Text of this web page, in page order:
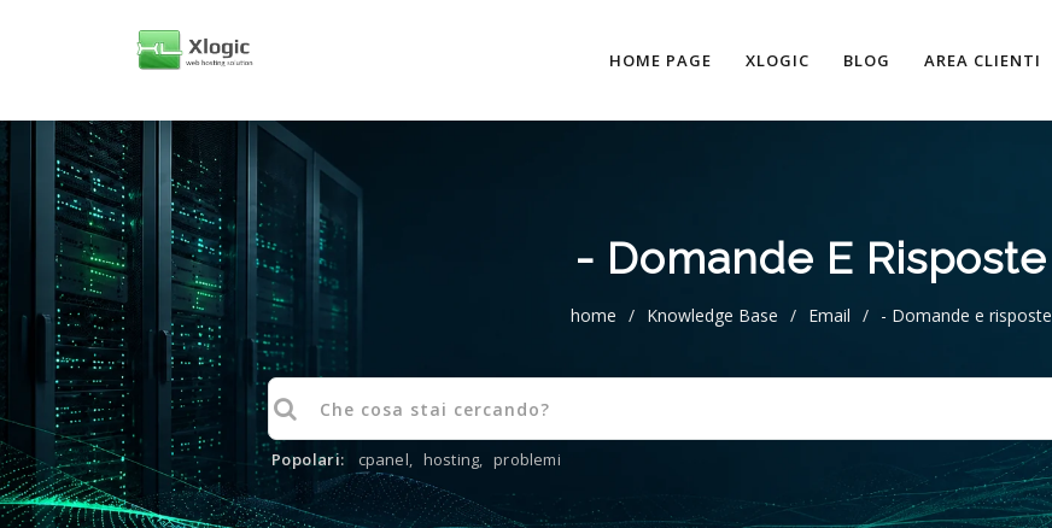
HOME PAGE XLOGIC BLOG AREA CLIENTI
- Domande E Risposte
home / Knowledge Base / Email / - Domande e risposte
Popolari: cpanel, hosting, problemi